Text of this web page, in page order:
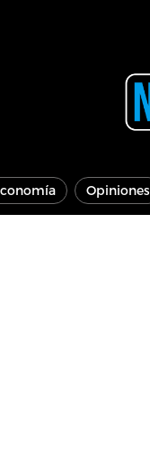
Opiniones